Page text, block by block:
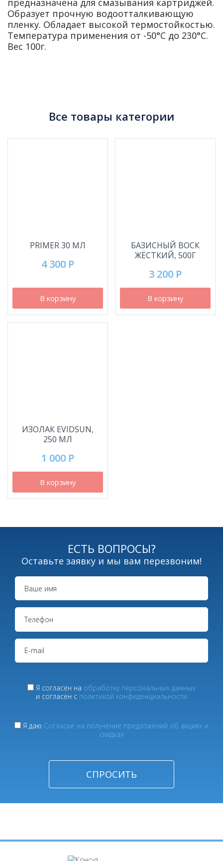
Образует прочную водоотталкивающую
пленку. Обладает высокой термостойкостью.
Температура применения от -50°C до 230°C.
Вес 100г.
Все товары категории
PRIMER 30 МЛ
4 300 Р
В корзину
БАЗИСНЫЙ ВОСК
ЖЁСТКИЙ, 500Г
3 200 Р
В корзину
ИЗОЛАК EVIDSUN,
250 МЛ
1 000 Р
В корзину
ЕСТЬ ВОПРОСЫ?
Оставьте заявку и мы вам перезвоним!
Я согласен на обработку персональных данных
и согласен с политикой конфиденциальности
Я даю Согласие на получение предложений об акциях и
скидках